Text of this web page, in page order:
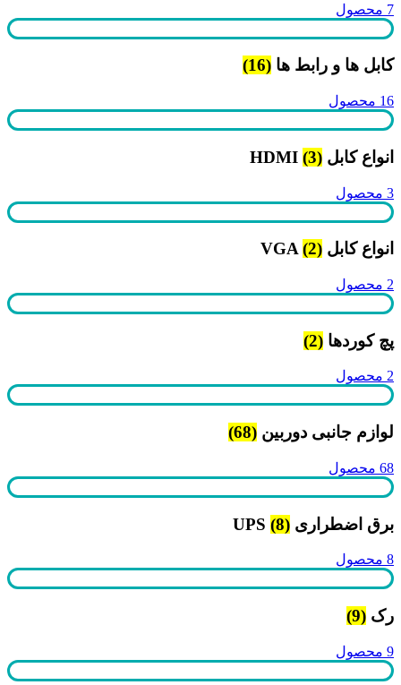
7 محصول
کابل ها و رابط ها (16)
16 محصول
انواع کابل HDMI (3)
3 محصول
انواع کابل VGA (2)
2 محصول
پچ کوردها (2)
2 محصول
لوازم جانبی دوربین (68)
68 محصول
برق اضطراری UPS (8)
8 محصول
رک (9)
9 محصول